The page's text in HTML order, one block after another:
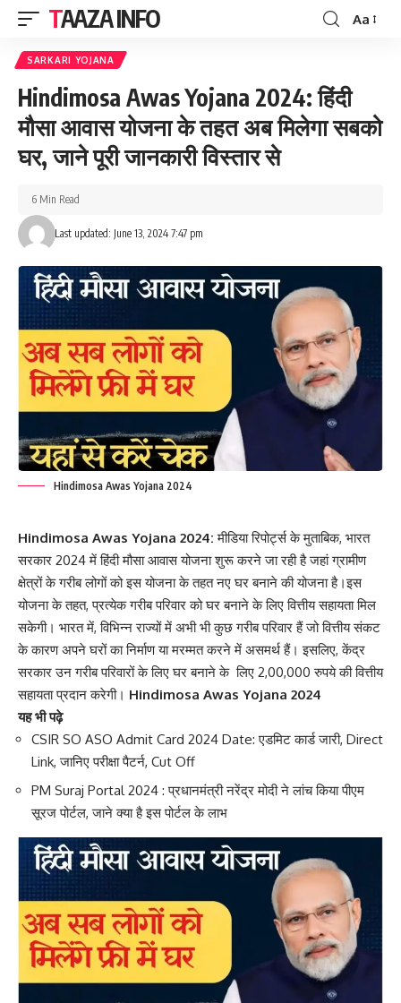
TAAZA INFO
Font
Aa
SARKARI YOJANA
Hindimosa Awas Yojana 2024: हिंदी
मौसा आवास योजना के तहत अब मिलेगा सबको
घर, जाने पूरी जानकारी विस्तार से
Last updated: June 13, 2024 7:47 pm
6 Min Read
Hindimosa Awas Yojana 2024
Hindimosa Awas Yojana 2024:मीडिया रिपोर्ट्स के मुताबिक, भारत
सरकार 2024 में हिंदी मौसा आवास योजना शुरू करने जा रही है जहां ग्रामीण
क्षेत्रों के गरीब लोगों को इस योजना के तहत नए घर बनाने की योजना है।इस
योजना के तहत, प्रत्येक गरीब परिवार को घर बनाने के लिए वित्तीय सहायता मिल
सकेगी। भारत में, विभिन्न राज्यों में अभी भी कुछ गरीब परिवार हैं जो वित्तीय संकट
के कारण अपने घरों का निर्माण या मरम्मत करने में असमर्थ हैं। इसलिए, केंद्र
सरकार उन गरीब परिवारों के लिए घर बनाने के लिए 2,00,000 रुपये की वित्तीय
सहायता प्रदान करेगी। Hindimosa Awas Yojana 2024
यह भी पढ़े
CSIR SO ASO Admit Card 2024 Date: एडमिट कार्ड जारी, Direct
Link, जानिए परीक्षा पैटर्न, Cut Off
PM Suraj Portal 2024 : प्रधानमंत्री नरेंद्र मोदी ने लांच किया पीएम
सूरज पोर्टल, जाने क्या है इस पोर्टल के लाभ